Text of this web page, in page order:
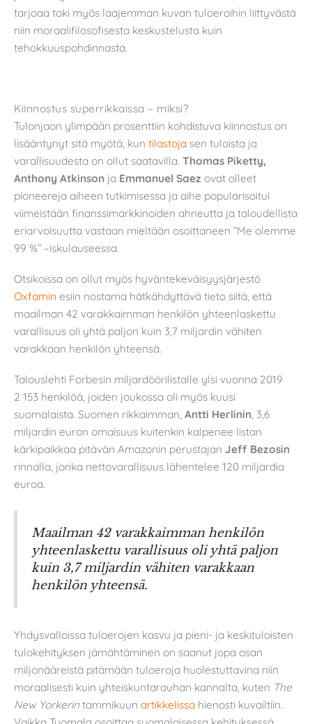
tarjoaa toki myös laajemman kuvan tuloeroihin liittyvästä
niin moraalifilosofisesta keskustelusta kuin
tehokkuuspohdinnasta.
Kiinnostus superrikkaissa – miksi?
Tulonjaon ylimpään prosenttiin kohdistuva kiinnostus on
lisääntynyt sitä myötä, kun tilastoja sen tuloista ja
varallisuudesta on ollut saatavilla. Thomas Piketty,
Anthony Atkinson ja Emmanuel Saez ovat olleet
pioneereja aiheen tutkimisessa ja aihe popularisoitui
viimeistään finanssimarkkinoiden ahneutta ja taloudellista
eriarvoisuutta vastaan mieltään osoittaneen ”Me olemme
99 %” –iskulauseessa.
Otsikoissa on ollut myös hyväntekeväisyysjärjestö
Oxfamin esiin nostama hätkähdyttävä tieto siitä, että
maailman 42 varakkaimman henkilön yhteenlaskettu
varallisuus oli yhtä paljon kuin 3,7 miljardin vähiten
varakkaan henkilön yhteensä.
Talouslehti Forbesin miljardöörilistalle ylsi vuonna 2019
2 153 henkilöä, joiden joukossa oli myös kuusi
suomalaista. Suomen rikkaimman, Antti Herlinin , 3,6
miljardin euron omaisuus kuitenkin kalpenee listan
kärkipaikkaa pitävän Amazonin perustajan Jeff Bezosin
rinnalla, jonka nettovarallisuus lähentelee 120 miljardia
euroa.
Maailman 42 varakkaimman henkilön
yhteenlaskettu varallisuus oli yhtä paljon
kuin 3,7 miljardin vähiten varakkaan
henkilön yhteensä.
Yhdysvalloissa tuloerojen kasvu ja pieni- ja keskituloisten
tulokehityksen jämähtäminen on saanut jopa osan
miljonääreistä pitämään tuloeroja huolestuttavina niin
moraalisesti kuin yhteiskuntarauhan kannalta, kuten The
New Yorkerin tammikuun artikkelissa hienosti kuvailtiin.